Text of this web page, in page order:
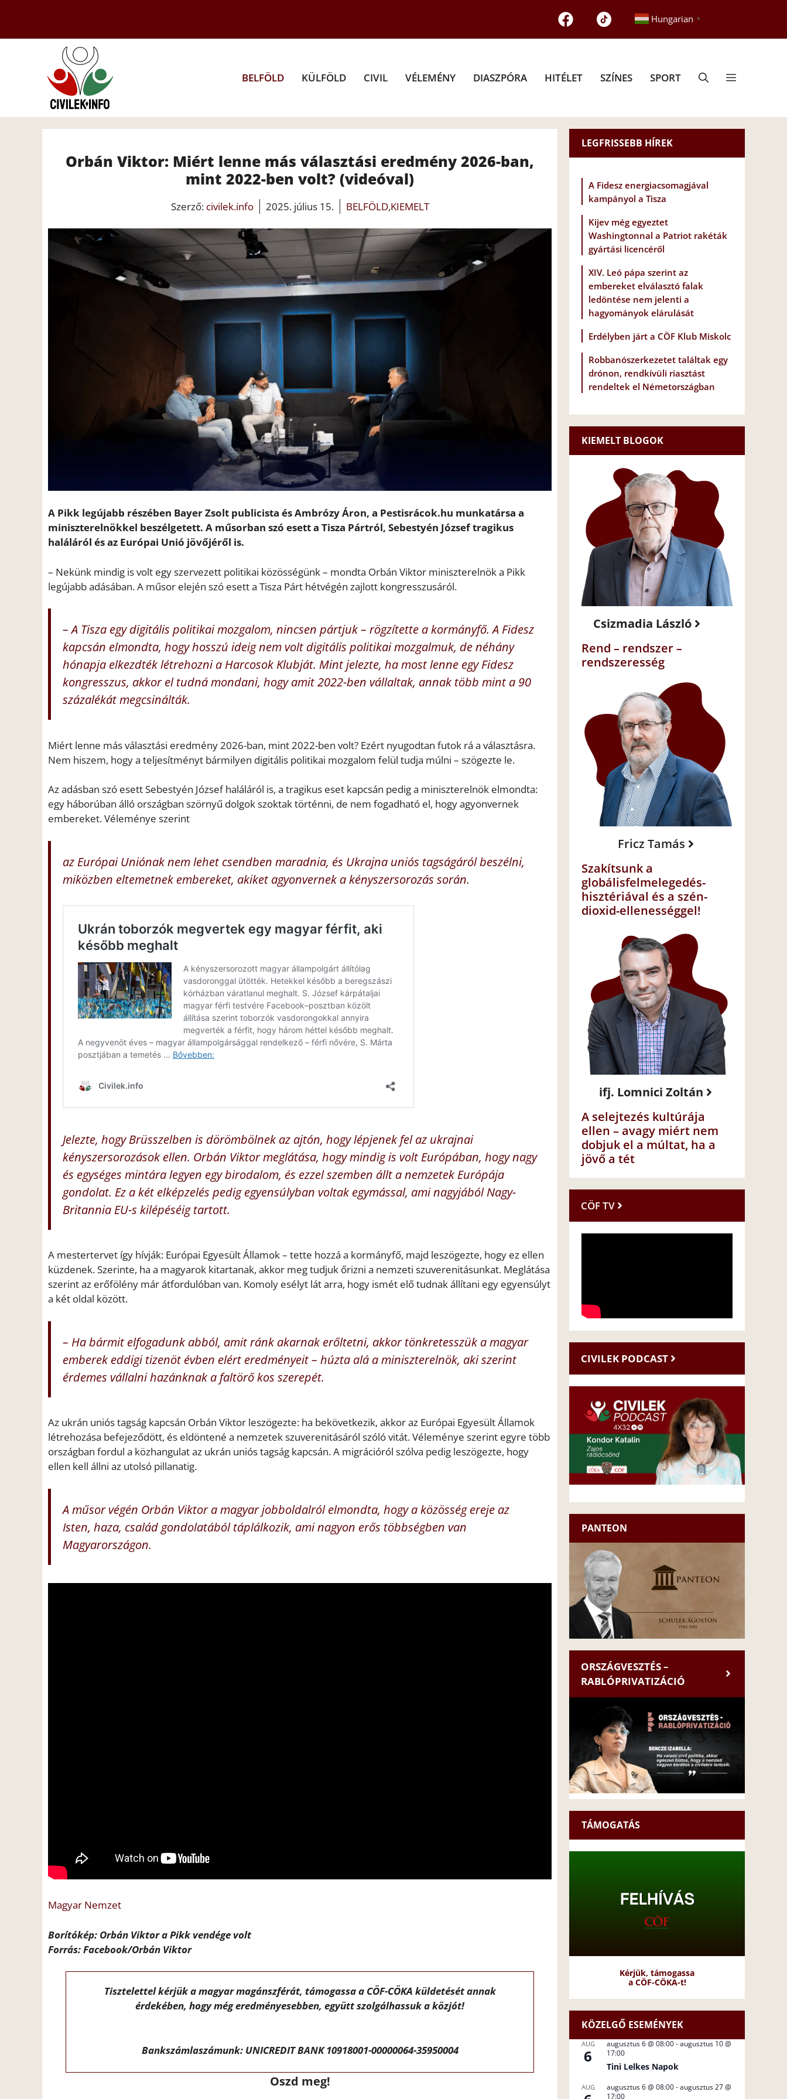
tartalomba
Hungarian ▼
BELFÖLD KÜLFÖLD CIVIL VÉLEMÉNY DIASZPÓRA HITÉLET SZÍNES SPORT
Orbán Viktor: Miért lenne más választási eredmény 2026-ban,
mint 2022-ben volt? (videóval)
Szerző: civilek.info 2025. július 15. BELFÖLD,KIEMELT
A Pikk legújabb részében Bayer Zsolt publicista és Ambrózy Áron, a Pestisrácok.hu munkatársa a
miniszterelnökkel beszélgetett. A műsorban szó esett a Tisza Pártról, Sebestyén József tragikus
haláláról és az Európai Unió jövőjéről is.
– Nekünk mindig is volt egy szervezett politikai közösségünk – mondta Orbán Viktor miniszterelnök a Pikk
legújabb adásában. A műsor elején szó esett a Tisza Párt hétvégén zajlott kongresszusáról.
– A Tisza egy digitális politikai mozgalom, nincsen pártjuk – rögzítette a kormányfő. A Fidesz
kapcsán elmondta, hogy hosszú ideig nem volt digitális politikai mozgalmuk, de néhány
hónapja elkezdték létrehozni a Harcosok Klubját. Mint jelezte, ha most lenne egy Fidesz
kongresszus, akkor el tudná mondani, hogy amit 2022-ben vállaltak, annak több mint a 90
százalékát megcsinálták.
Miért lenne más választási eredmény 2026-ban, mint 2022-ben volt? Ezért nyugodtan futok rá a választásra.
Nem hiszem, hogy a teljesítményt bármilyen digitális politikai mozgalom felül tudja múlni – szögezte le.
Az adásban szó esett Sebestyén József haláláról is, a tragikus eset kapcsán pedig a miniszterelnök elmondta:
egy háborúban álló országban szörnyű dolgok szoktak történni, de nem fogadható el, hogy agyonvernek
embereket. Véleménye szerint
az Európai Uniónak nem lehet csendben maradnia, és Ukrajna uniós tagságáról beszélni,
miközben eltemetnek embereket, akiket agyonvernek a kényszersorozás során.
Jelezte, hogy Brüsszelben is dörömbölnek az ajtón, hogy lépjenek fel az ukrajnai
kényszersorozások ellen. Orbán Viktor meglátása, hogy mindig is volt Európában, hogy nagy
és egységes mintára legyen egy birodalom, és ezzel szemben állt a nemzetek Európája
gondolat. Ez a két elképzelés pedig egyensúlyban voltak egymással, ami nagyjából Nagy-
Britannia EU-s kilépéséig tartott.
A mestertervet így hívják: Európai Egyesült Államok – tette hozzá a kormányfő, majd leszögezte, hogy ez ellen
küzdenek. Szerinte, ha a magyarok kitartanak, akkor meg tudjuk őrizni a nemzeti szuverenitásunkat. Meglátása
szerint az erőfölény már átfordulóban van. Komoly esélyt lát arra, hogy ismét elő tudnak állítani egy egyensúlyt
a két oldal között.
– Ha bármit elfogadunk abból, amit ránk akarnak erőltetni, akkor tönkretesszük a magyar
emberek eddigi tizenöt évben elért eredményeit – húzta alá a miniszterelnök, aki szerint
érdemes vállalni hazánknak a faltörő kos szerepét.
Az ukrán uniós tagság kapcsán Orbán Viktor leszögezte: ha bekövetkezik, akkor az Európai Egyesült Államok
létrehozása befejeződött, és eldöntené a nemzetek szuverenitásáról szóló vitát. Véleménye szerint egyre több
országban fordul a közhangulat az ukrán uniós tagság kapcsán. A migrációról szólva pedig leszögezte, hogy
ellen kell állni az utolsó pillanatig.
A műsor végén Orbán Viktor a magyar jobboldalról elmondta, hogy a közösség ereje az
Isten, haza, család gondolatából táplálkozik, ami nagyon erős többségben van
Magyarországon.
Magyar Nemzet
Borítókép: Orbán Viktor a Pikk vendége volt
Forrás: Facebook/Orbán Viktor
Tisztelettel kérjük a magyar magánszférát, támogassa a CÖF-CÖKA küldetését annak
érdekében, hogy még eredményesebben, együtt szolgálhassuk a közjót!
Bankszámlaszámunk: UNICREDIT BANK 10918001-00000064-35950004
Oszd meg!
LEGFRISSEBB HÍREK
A Fidesz energiacsomagjával
kampányol a Tisza
Kijev még egyeztet
Washingtonnal a Patriot rakéták
gyártási licencéről
XIV. Leó pápa szerint az
embereket elválasztó falak
ledöntése nem jelenti a
hagyományok elárulását
Erdélyben járt a CÖF Klub Miskolc
Robbanószerkezetet találtak egy
drónon, rendkívüli riasztást
rendeltek el Németországban
KIEMELT BLOGOK
Csizmadia László
Rend – rendszer –
rendszeresség
Fricz Tamás
Szakítsunk a
globálisfelmelegedés-
hisztériával és a szén-
dioxid-ellenességgel!
ifj. Lomnici Zoltán
A selejtezés kultúrája
ellen – avagy miért nem
dobjuk el a múltat, ha a
jövő a tét
CÖF TV
CIVILEK PODCAST
PANTEON
ORSZÁGVESZTÉS –
RABLÓPRIVATIZÁCIÓ
TÁMOGATÁS
Kérjük, támogassa
a CÖF-CÖKA-t!
KÖZELGŐ ESEMÉNYEK
AUG
6
augusztus 6 @ 08:00-augusztus 10 @
17:00
Tini Lelkes Napok
AUG augusztus 6 @ 08:00-augusztus 27 @
17:00